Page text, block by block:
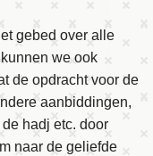
gebed over alle
we ook
de opdracht voor de
aanbiddingen,
hadj etc. door
naar de geliefde